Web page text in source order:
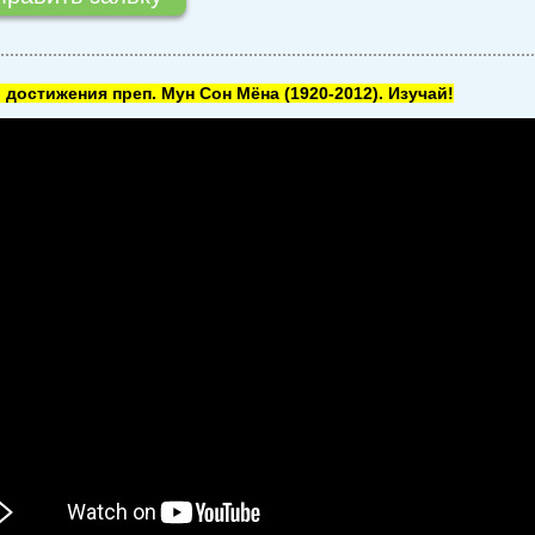
преп. Мун Сон Мёна (1920-2012). Изучай!